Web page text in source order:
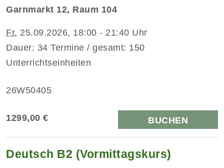
Garnmarkt 12, Raum 104
Fr. 25.09.2026, 18:00 - 21:40 Uhr
Dauer: 34 Termine / gesamt: 150
Unterrichtseinheiten
26W50405
1299,00 € BUCHEN
Deutsch B2 (Vormittagskurs)